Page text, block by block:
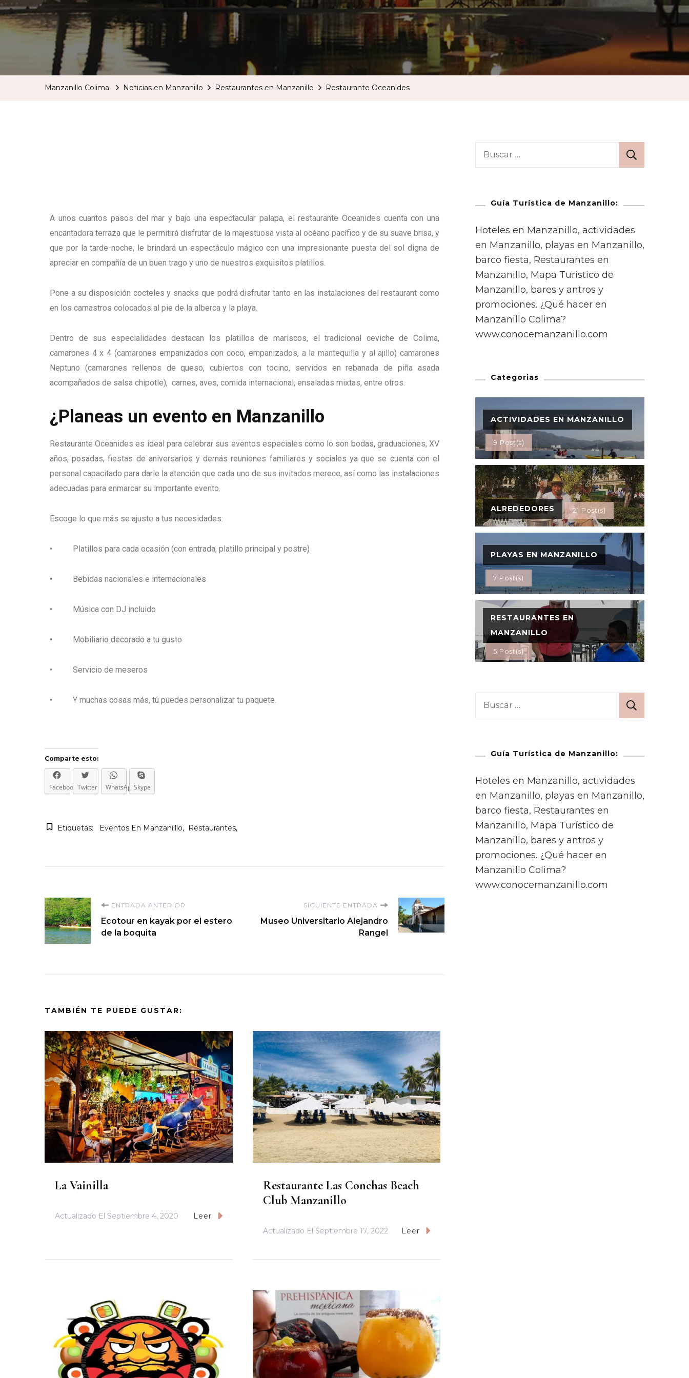
Manzanillo Colima Noticias en Manzanillo Restaurantes en Manzanillo Restaurante Oceanides
A unos cuantos pasos del mar y bajo una espectacular palapa, el restaurante Oceanides cuenta con una
encantadora terraza que le permitirá disfrutar de la majestuosa vista al océano pacífico y de su suave brisa, y
que por la tarde-noche, le brindará un espectáculo mágico con una impresionante puesta del sol digna de
apreciar en compañía de un buen trago y uno de nuestros exquisitos platillos.
Pone a su disposición cocteles y snacks que podrá disfrutar tanto en las instalaciones del restaurant como
en los camastros colocados al pie de la alberca y la playa.
Dentro de sus especialidades destacan los platillos de mariscos, el tradicional ceviche de Colima,
camarones 4 x 4 (camarones empanizados con coco, empanizados, a la mantequilla y al ajillo) camarones
Neptuno (camarones rellenos de queso, cubiertos con tocino, servidos en rebanada de piña asada
acompañados de salsa chipotle), carnes, aves, comida internacional, ensaladas mixtas, entre otros.
¿Planeas un evento en Manzanillo
Restaurante Oceanides es ideal para celebrar sus eventos especiales como lo son bodas, graduaciones, XV
años, posadas, fiestas de aniversarios y demás reuniones familiares y sociales ya que se cuenta con el
personal capacitado para darle la atención que cada uno de sus invitados merece, así como las instalaciones
adecuadas para enmarcar su importante evento.
Escoge lo que más se ajuste a tus necesidades:
• Platillos para cada ocasión (con entrada, platillo principal y postre)
• Bebidas nacionales e internacionales
• Música con DJ incluido
• Mobiliario decorado a tu gusto
• Servicio de meseros
• Y muchas cosas más, tú puedes personalizar tu paquete.
Comparte esto:
Facebook Twitter WhatsAppSkype
Etiquetas: Eventos En Manzanilllo Restaurantes
ENTRADA ANTERIOR
Ecotour en kayak por el estero
de la boquita
SIGUIENTE ENTRADA
Museo Universitario Alejandro
Rangel
TAMBIÉN TE PUEDE GUSTAR:
La Vainilla
Actualizado El Septiembre 4, 2020 Leer
Restaurante Las Conchas Beach
Club Manzanillo
Actualizado El Septiembre 17, 2022 Leer
Guía Turística de Manzanillo:
Hoteles en Manzanillo, actividades
en Manzanillo, playas en Manzanillo,
barco fiesta, Restaurantes en
Manzanillo, Mapa Turístico de
Manzanillo, bares y antros y
promociones. ¿Qué hacer en
Manzanillo Colima?
www.conocemanzanillo.com
Categorias
ACTIVIDADES EN MANZANILLO
9 Post(s)
ALREDEDORES 21 Post(s)
PLAYAS EN MANZANILLO
7 Post(s)
RESTAURANTES EN
MANZANILLO
5 Post(s)
Guía Turística de Manzanillo:
Hoteles en Manzanillo, actividades
en Manzanillo, playas en Manzanillo,
barco fiesta, Restaurantes en
Manzanillo, Mapa Turístico de
Manzanillo, bares y antros y
promociones. ¿Qué hacer en
Manzanillo Colima?
www.conocemanzanillo.com